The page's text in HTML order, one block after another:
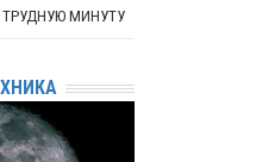
ТРУДНУЮ МИНУТУ